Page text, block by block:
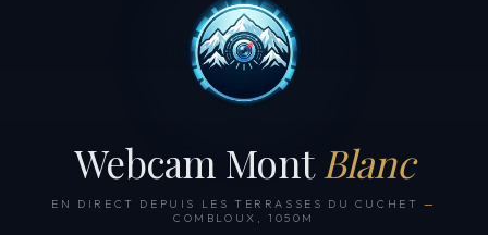
Webcam Mont Blanc
EN DIRECT DEPUIS LES TERRASSES DU CUCHET —
COMBLOUX, 1050M